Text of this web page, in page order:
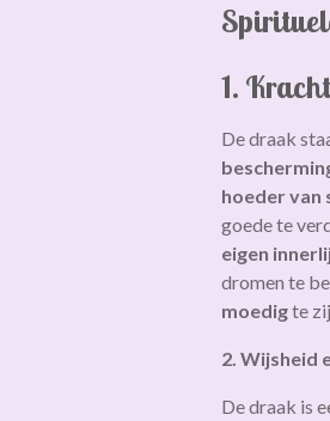
1.
De draak
hoeder van
goede te
eigen
dromen te
moedigte
2. Wijsheid
De draak is